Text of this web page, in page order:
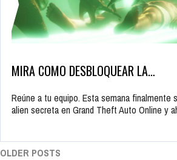
MIRA COMO DESBLOQUEAR LA…
Reúne a tu equipo. Esta semana finalmente
alien secreta en Grand Theft Auto Online y
OLDER POSTS